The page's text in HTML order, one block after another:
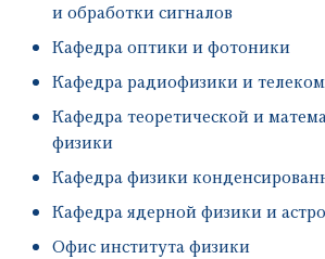
и обработки сигналов
Кафедра оптики и фотоники
Кафедра радиофизики и
Кафедра теоретической и
физики
Кафедра физики
Кафедра ядерной физики и
Офис института физики